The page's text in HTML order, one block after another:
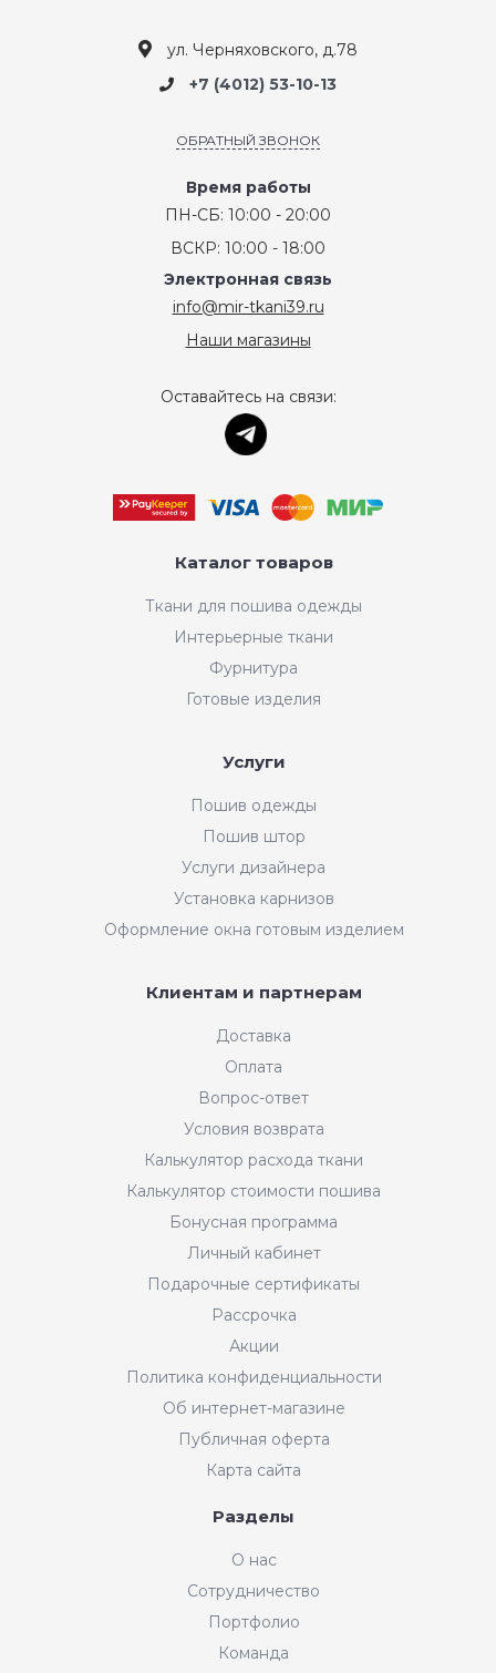
Интернет-магазин "Мир
Добрый день! Готовы Вам
помочь. Напишите нам, если у
Вас появятся вопросы.
ул. Черняховского, д.78
+7 (4012) 53-10-13
ОБРАТНЫЙ ЗВОНОК
Время работы
ПН-СБ: 10:00 - 20:00
ВСКР: 10:00 - 18:00
Электронная связь
info@mir-tkani39.ru
Наши магазины
Оставайтесь на связи:
Каталог товаров
Ткани для пошива одежды
Интерьерные ткани
Фурнитура
Готовые изделия
Услуги
Пошив одежды
Пошив штор
Услуги дизайнера
Установка карнизов
Оформление окна готовым изделием
Клиентам и партнерам
Доставка
Оплата
Вопрос-ответ
Условия возврата
Калькулятор расхода ткани
Калькулятор стоимости пошива
Бонусная программа
Личный кабинет
Подарочные сертификаты
Рассрочка
Акции
Политика конфиденциальности
Об интернет-магазине
Публичная оферта
Карта сайта
Разделы
О нас
Сотрудничество
Портфолио
Команда